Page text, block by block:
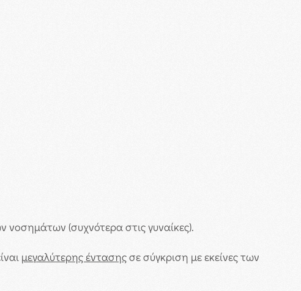
νοσημάτων (συχνότερα στις γυναίκες).
μεγαλύτερης έντασηςσε σύγκριση με εκείνες των